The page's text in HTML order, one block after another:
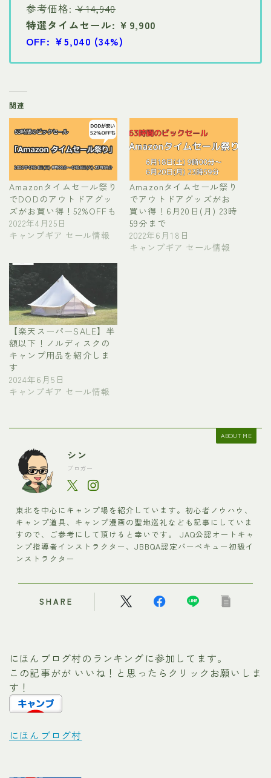
参考価格:￥14,940
特選タイムセール: ￥9,900
OFF: ￥5,040 (34%)
関連
Amazonタイムセール祭り
でDODのアウトドアグッ
ズがお買い得！52%OFFも
2022年4月25日
キャンプギア セール情報
Amazonタイムセール祭り
でアウトドアグッズがお
買い得！6月20日(月) 23時
59分まで
2022年6月18日
キャンプギア セール情報
【楽天スーパーSALE】半
額以下！ノルディスクの
キャンプ用品を紹介しま
す
2024年6月5日
キャンプギア セール情報
ABOUT ME
シン
ブロガー
東北を中心にキャンプ場を紹介しています。初心者ノウハウ、
キャンプ道具、キャンプ漫画の聖地巡礼なども記事にしていま
すので、ご参考にして頂けると幸いです。 JAQ公認オートキャ
ンプ指導者インストラクター、JBBQA認定バーベキュー初級イ
ンストラクター
SHARE
にほんブログ村のランキングに参加してます。
この記事がが いいね！と思ったらクリックお願いしま
す！
にほんブログ村